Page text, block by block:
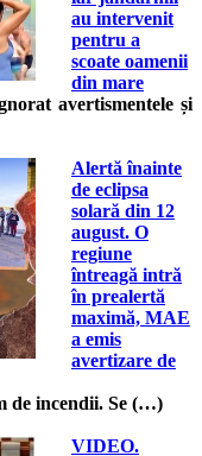
au intervenit
pentru a
scoate oamenii
din mare
avertismentele și
Alertă înainte
de eclipsa
solară din 12
august. O
regiune
întreagă intră
în prealertă
maximă, MAE
a emis
avertizare de
de incendii. Se (…)
VIDEO.